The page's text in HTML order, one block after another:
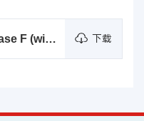
下载
SDS-CN-EG23303-PNGase F (with His-tag)